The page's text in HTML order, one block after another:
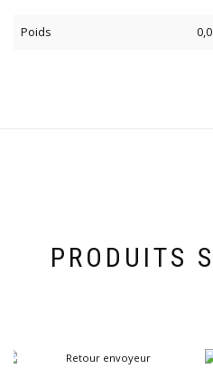
Poids
PRODUITS